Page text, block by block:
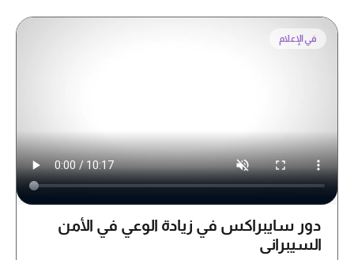
في الإعلام
دور سايبراكس في زيادة الوعي في الأمن
السيبراني